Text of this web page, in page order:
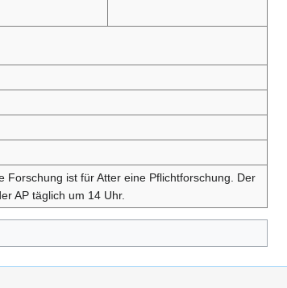
Forschung ist für Atter eine Pflichtforschung. Der
AP täglich um 14 Uhr.